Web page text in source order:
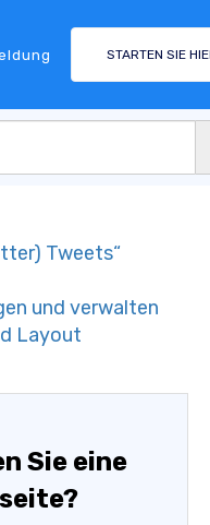
STARTEN SIE
Tweets“
und verwalten
Layout
Sie eine